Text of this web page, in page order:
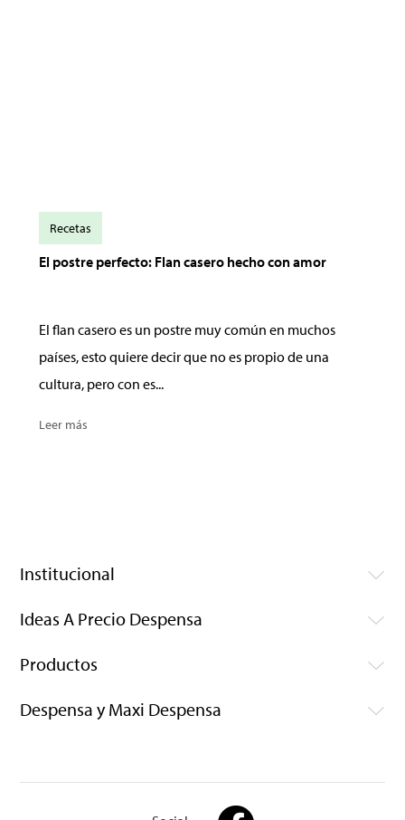
El postre perfecto: Flan casero hecho con amor
El flan casero es un postre muy común en muchos
países, esto quiere decir que no es propio de una
cultura, pero con es...
Leer más
Recetas
Institucional
Ideas A Precio Despensa
Productos
Despensa y Maxi Despensa